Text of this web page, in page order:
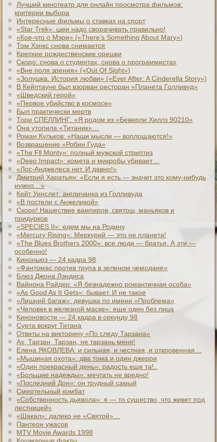
Лучший кинотеатр для онлайн просмотра фильмов:
критерии выбора
Интересные фильмы о ставках на спорт
«Star Trek»: шеи надо сворачивать правильно!
«Кое-что о Мэри» («There’s Something About Mary»)
Том Хэнкс снова снимается
Крепкие рождественские орешки
Скоро: снова о студентах, снова о программистах
«Вне поля зрения» («Out Of Sight»)
«Золушка. История любви» («Ever After: A Cinderеlla Story»)
В Кейптауне был взорван ресторан «Планета Голливуд»
«Шведский герой»
«Первое убийство в космосе»
Был практически мертв
Тори СПЕЛЛИНГ: «Я родом из «Беверли Хиллз 90210»
Она утопила «Титаник»…
Роман Кульков: «Наши мысли — воплощаются!»
Возвращение «Робин Гуда»
«The Fll Monty»: полный мужской стриптиз
«Deep Impact»: комета и микробы убивает…
«Лос-Анджелеса нет. И давно!»
Дмитрий Харатьян: «Если я есть — значит это кому-нибудь
нужно…»
Кейт Уинслет: англичанка из Голливуда
«В постели с Анжеликой»
Скоро! Нашествие вампиров, святош, маньяков и
придурков
«SPECIES II»: едем мы на Родину
«Mercury Rising»: Меркурий — это не планета!
«The Blues Brothers 2000»: все люди — братья. А эти —
особенно!
Киноньюз — 24 кадра 98
«Фантомас против трупа в зеленом чемодане»
Блюз Джона Лэндиса
Вайнона Райдер: «Я безнадежно романтичная особа»
«As Good As It Gets»: бывает. И не такое
«Лишний багаж»: девушка по имени «Проблема»
«Человек в железной маске»: еще один без лица
Киноновости — 24 кадра в секунду 98
Суета вокруг Титана
Ответы на викторину «По следу Тарзана»
Ах, Тарзан, Тарзан, не тарзань меня!
Елена ЯКОВЛЕВА: и сильная, и честная, и откровенная…
«Мышиная охота»: два тома и один джерри
«Один прекрасный день»: радость еще та!..
«Большие надежды»: мечтать не вредно!
«Последний Дон»: он трудный самый
Смертельный комбат
«Собственность дьявола»: я — то существо, что живет под
лестницей»
«Шакал»: далеко не «Святой»…
Пантеон ужасов
MTV Movie Awards 1998